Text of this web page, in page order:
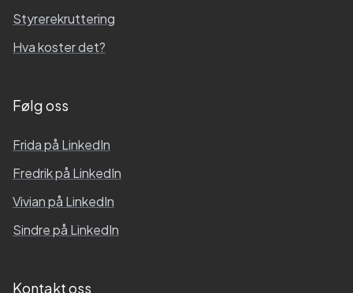
Styrerekruttering
Hva koster det?
Følg oss
Fridapå LinkedIn
Fredrikpå LinkedIn
Vivianpå LinkedIn
Sindrepå LinkedIn
Kontakt oss